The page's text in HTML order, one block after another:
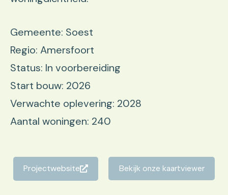
Gemeente: Soest
Regio: Amersfoort
Status: In voorbereiding
Start bouw: 2026
Verwachte oplevering: 2028
Aantal woningen: 240
Projectwebsite Bekijk onze kaartviewer